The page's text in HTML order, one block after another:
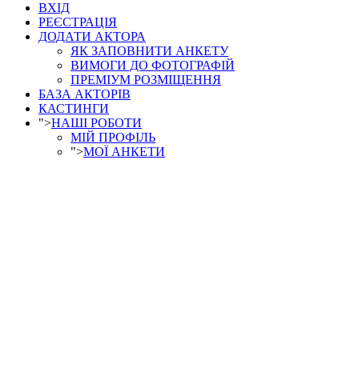
ВХІД
РЕЄСТРАЦІЯ
ДОДАТИ АКТОРА
ЯК ЗАПОВНИТИ АНКЕТУ
ВИМОГИ ДО ФОТОГРАФІЙ
ПРЕМІУМ РОЗМІЩЕННЯ
БАЗА АКТОРІВ
КАСТИНГИ
">НАШІ РОБОТИ
МІЙ ПРОФІЛЬ
">МОЇ АНКЕТИ